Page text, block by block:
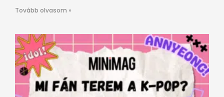
Tovább olvasom »